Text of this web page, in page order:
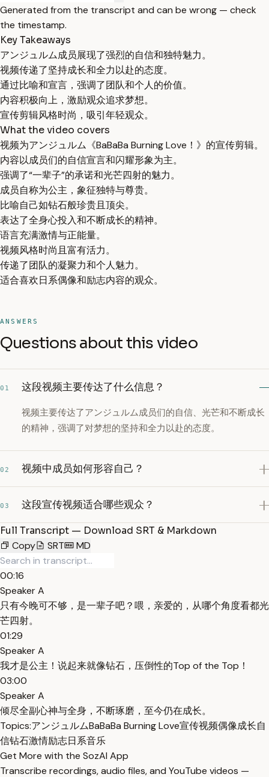
Generated from the transcript and can be wrong — check
the timestamp.
Key Takeaways
アンジュルム成员展现了强烈的自信和独特魅力。
视频传递了坚持成长和全力以赴的态度。
通过比喻和宣言，强调了团队和个人的价值。
内容积极向上，激励观众追求梦想。
宣传剪辑风格时尚，吸引年轻观众。
What the video covers
视频为アンジュルム《BaBaBa Burning Love！》的宣传剪辑。
内容以成员们的自信宣言和闪耀形象为主。
强调了“一辈子”的承诺和光芒四射的魅力。
成员自称为公主，象征独特与尊贵。
比喻自己如钻石般珍贵且顶尖。
表达了全身心投入和不断成长的精神。
语言充满激情与正能量。
视频风格时尚且富有活力。
传递了团队的凝聚力和个人魅力。
适合喜欢日系偶像和励志内容的观众。
ANSWERS
Questions about this video
01 这段视频主要传达了什么信息？
视频主要传达了アンジュルム成员们的自信、光芒和不断成长
的精神，强调了对梦想的坚持和全力以赴的态度。
02 视频中成员如何形容自己？
03 这段宣传视频适合哪些观众？
Full Transcript — Download SRT & Markdown
Copy
SRT MD
00:16
Speaker A
只有今晚可不够，是一辈子吧？喂，亲爱的，从哪个角度看都光
芒四射。
01:29
Speaker A
我才是公主！说起来就像钻石，压倒性的Top of the Top！
03:00
Speaker A
倾尽全副心神与全身，不断琢磨，至今仍在成长。
Topics:アンジュルムBaBaBa Burning Love宣传视频偶像成长自
信钻石激情励志日系音乐
Get More with the SozAI App
Transcribe recordings, audio files, and YouTube videos —